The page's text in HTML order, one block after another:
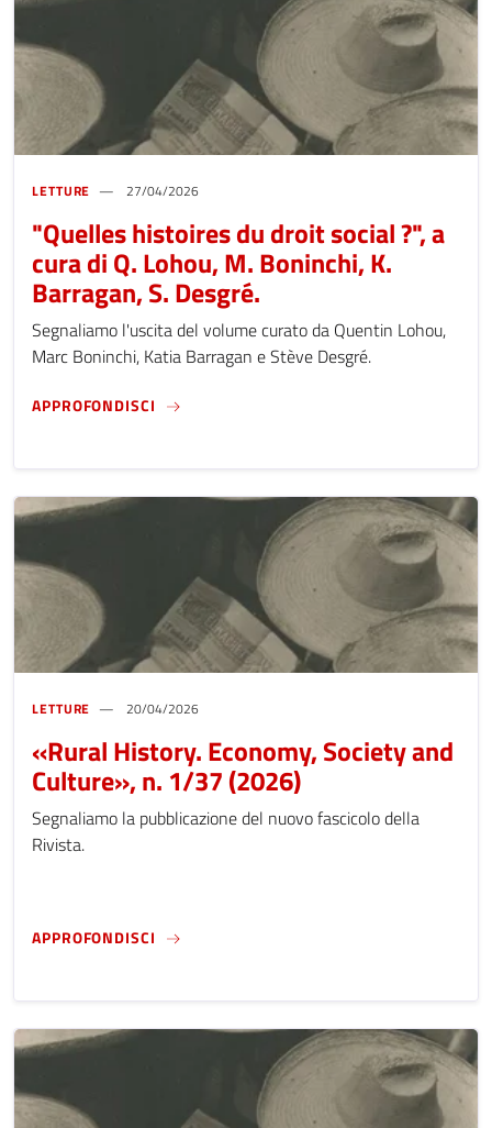
LETTURE 27/04/2026
"Quelles histoires du droit social ?", a
cura di Q. Lohou, M. Boninchi, K.
Barragan, S. Desgré.
Segnaliamo l'uscita del volume curato da Quentin Lohou,
Marc Boninchi, Katia Barragan e Stève Desgré.
APPROFONDISCI "QUELLES HISTOIRES DU DROIT SOCIAL
LETTURE 20/04/2026
«Rural History. Economy, Society and
Culture», n. 1/37 (2026)
Segnaliamo la pubblicazione del nuovo fascicolo della
Rivista.
APPROFONDISCI «RURAL HISTORY. ECONOMY, SOCIETY